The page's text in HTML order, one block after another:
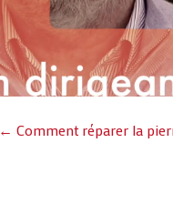
Posts
← Comment réparer la